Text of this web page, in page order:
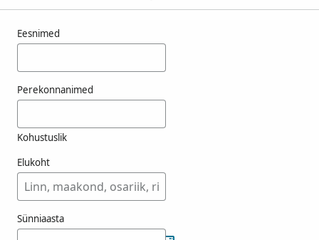
Eesnimed
Perekonnanimed
Kohustuslik
Elukoht
Sünniaasta